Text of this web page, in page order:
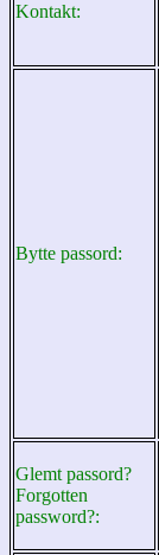
Kontakt:
Bytte passord:
Glemt passord?
Forgotten
password?: